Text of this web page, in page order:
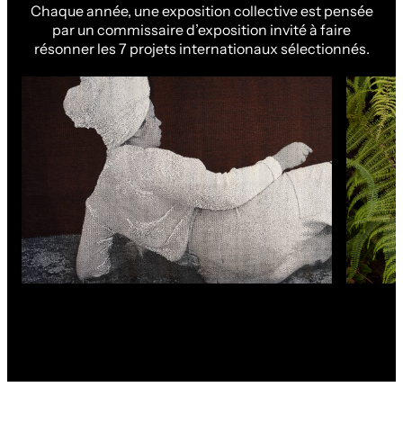
Chaque année, une exposition collective est pensée
par un commissaire d’exposition invité à faire
résonner les 7 projets internationaux sélectionnés.